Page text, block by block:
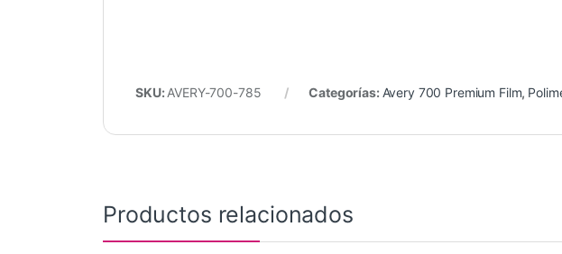
SKU:AVERY-700-785 Categorías: Avery 700 Premium Film,
Productos relacionados